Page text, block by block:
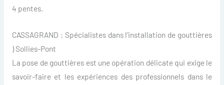
4 pentes.
CASSAGRAND : Spécialistes dans l’installation de gouttières
) Sollies-Pont
La pose de gouttières est une opération délicate qui exige le
savoir-faire et les expériences des professionnels dans le